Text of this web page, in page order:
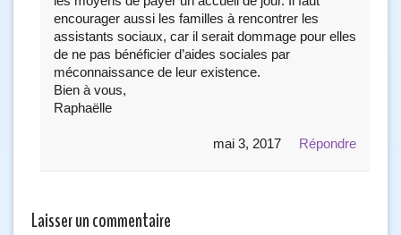
encourager aussi les familles à rencontrer les
assistants sociaux, car il serait dommage pour elles
de ne pas bénéficier d’aides sociales par
méconnaissance de leur existence.
Bien à vous,
Raphaëlle
Répondre
mai 3, 2017
Laisser un commentaire